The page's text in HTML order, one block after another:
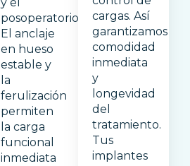
posoperatorio.
El anclaje
en hueso
estable y
la
ferulización
permiten
la carga
funcional
inmediata
cargas. Así
garantizamos
comodidad
inmediata
y
longevidad
del
tratamiento.
Tus
implantes